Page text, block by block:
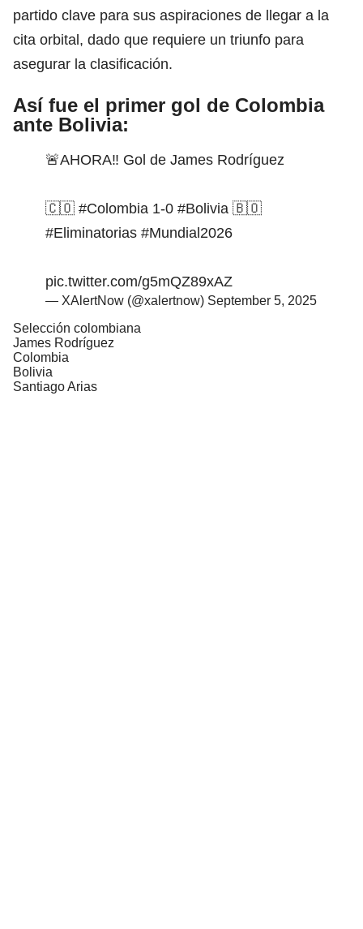
partido clave para sus aspiraciones de llegar a la
cita orbital, dado que requiere un triunfo para
asegurar la clasificación.
Así fue el primer gol de Colombia
ante Bolivia:
🚨AHORA‼️ Gol de James Rodríguez
🇨🇴 #Colombia 1-0 #Bolivia 🇧🇴
#Eliminatorias #Mundial2026
pic.twitter.com/g5mQZ89xAZ
— XAlertNow (@xalertnow) September 5, 2025
Selección colombiana
James Rodríguez
Colombia
Bolivia
Santiago Arias